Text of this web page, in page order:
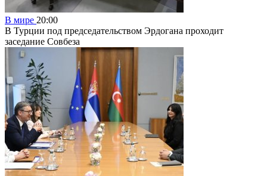
В мире 20:00
В Турции под председательством Эрдогана проходит
заседание Совбеза